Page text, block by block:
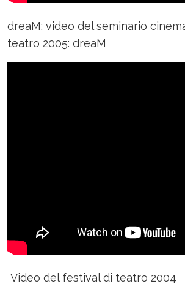
dreaM: video del seminario
teatro 2005: dreaM
Video del festival di teatro 2004